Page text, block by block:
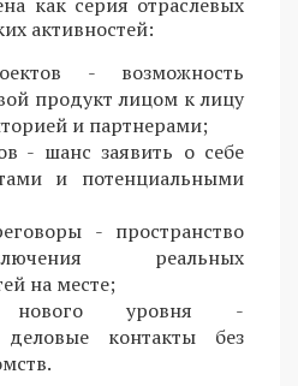
как серия отраслевых
активностей:
- возможность
продукт лицом к лицу
и партнерами;
- шанс заявить о себе
и потенциальными
- пространство
реальных
на месте;
нового уровня -
деловые контакты без